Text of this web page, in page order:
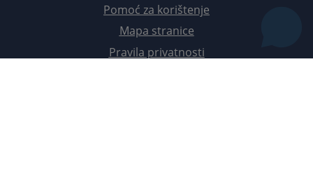
Pomoć za korištenje
Mapa stranice
Pravila privatnosti